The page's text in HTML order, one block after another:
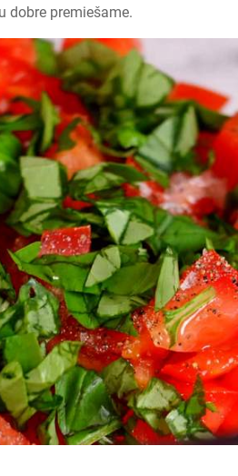
dobre premiešame.